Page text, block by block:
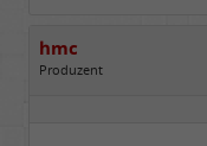
hmc
Produzent